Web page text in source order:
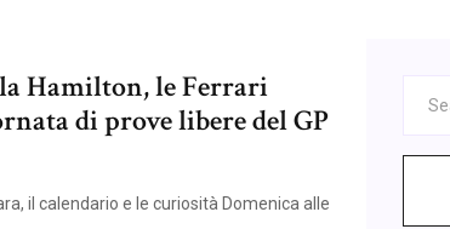
Hamilton, le Ferrari
di prove libere del GP
il calendario e le curiosità Domenica alle